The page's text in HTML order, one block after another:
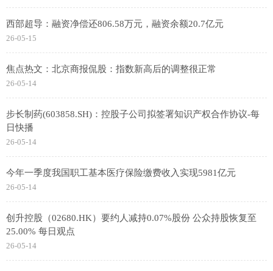
西部超导：融资净偿还806.58万元，融资余额20.7亿元
26-05-15
焦点热文：北京商报侃股：指数新高后的调整很正常
26-05-14
步长制药(603858.SH)：控股子公司拟签署知识产权合作协议-每
日快播
26-05-14
今年一季度我国职工基本医疗保险缴费收入实现5981亿元
26-05-14
创升控股（02680.HK）要约人减持0.07%股份 公众持股恢复至
25.00% 每日观点
26-05-14